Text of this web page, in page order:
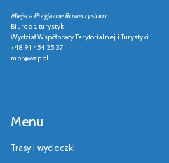
Miejsca Przyjazne Rowerzystom:
Biuro ds. turystyki
Wydział Współpracy Terytorialnej i Turystyki
+48 91 454 25 37
mpr@wzp.pl
Menu
Trasy i wycieczki